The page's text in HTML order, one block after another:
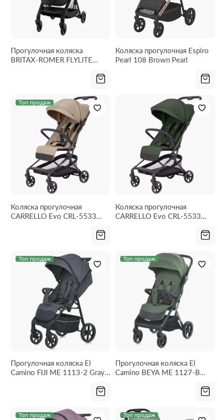
Прогулочная коляска
BRITAX-ROMER FLYLITE
Коляска прогулочная Espiro
Pearl 108 Brown Pearl
Топ продаж
Коляска прогулочная
CARRELLO Evo CRL-5533
Коляска прогулочная
CARRELLO Evo CRL-5533
Топ продаж
Прогулочная коляска El
Camino FIJI ME 1113-2 Gray
Топ продаж
Прогулочная коляска El
Camino BEYA ME 1127-B
Топ продаж
Топ продаж